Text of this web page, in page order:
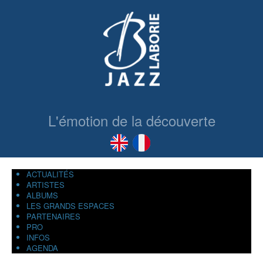
L'émotion de la découverte
ACTUALITÉS
ARTISTES
ALBUMS
LES GRANDS ESPACES
PARTENAIRES
PRO
INFOS
AGENDA